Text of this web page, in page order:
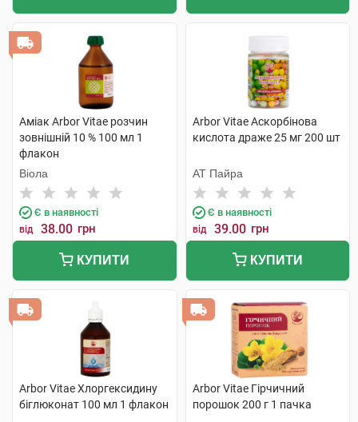
Аміак Arbor Vitae розчин
зовнішній 10 % 100 мл 1
флакон
Віола
Є в наявності
від 38.00 грн
КУПИТИ
Arbor Vitae Аскорбінова
кислота драже 25 мг 200 шт
АТ Пайра
Є в наявності
від 39.00 грн
КУПИТИ
Arbor Vitae Хлоргексидину
біглюконат 100 мл 1 флакон
Arbor Vitae Гірчичний
порошок 200 г 1 пачка